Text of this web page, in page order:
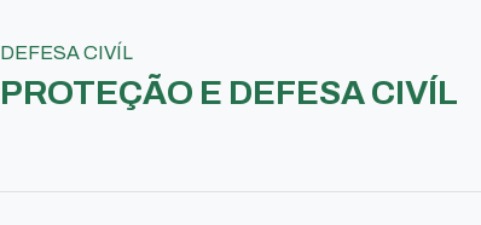
DEFESA CIVÍL
PROTEÇÃO E DEFESA CIVÍL